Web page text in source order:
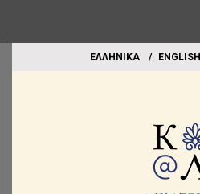
EΛΛΗΝΙΚΑ ΕΝGLISH